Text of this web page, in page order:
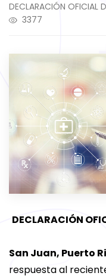
DECLARACIÓN OFICIAL
3377
DECLARACIÓN
San Juan, Puerto
respuesta al